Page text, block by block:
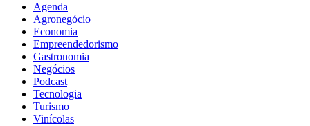
Agenda
Agronegócio
Economia
Empreendedorismo
Gastronomia
Negócios
Podcast
Tecnologia
Turismo
Vinícolas